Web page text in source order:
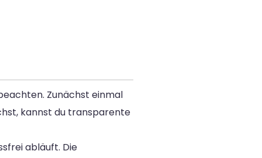
Zunächst einmal
kannst du transparente
abläuft. Die